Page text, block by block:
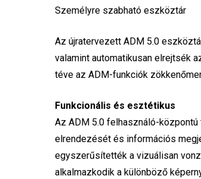
Személyre szabható eszköztár
Az újratervezett ADM 5.0
valamint automatikusan elrejtsék
téve az ADM-funkciók
Funkcionális és esztétikus
Az ADM 5.0 felhasználó-
elrendezését és információs
egyszerűsítették a vizuálisan
alkalmazkodik a különböző